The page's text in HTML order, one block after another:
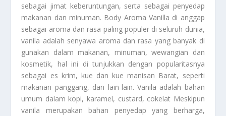
sebagai jimat keberuntungan, serta sebagai penyedap
makanan dan minuman. Body Aroma Vanilla di anggap
sebagai aroma dan rasa paling populer di seluruh dunia,
vanila adalah senyawa aroma dan rasa yang banyak di
gunakan dalam makanan, minuman, wewangian dan
kosmetik, hal ini di tunjukkan dengan popularitasnya
sebagai es krim, kue dan kue manisan Barat, seperti
makanan panggang, dan lain-lain. Vanila adalah bahan
umum dalam kopi, karamel, custard, cokelat Meskipun
vanila merupakan bahan penyedap yang berharga,